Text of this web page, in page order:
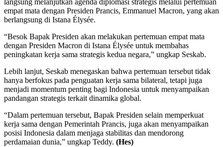
langsung melanjutkan agenda diplomasi strategis melalui pertemuan
empat mata dengan Presiden Prancis, Emmanuel Macron, yang akan
berlangsung di Istana Élysée.
“Besok Bapak Presiden akan melakukan pertemuan empat mata
dengan Presiden Macron di Istana Élysée untuk membahas
peningkatan kerja sama strategis kedua negara,” ungkap Seskab.
Lebih lanjut, Seskab menegaskan bahwa pertemuan tersebut tidak
hanya berfokus pada penguatan kerja sama bilateral, tetapi juga
menjadi momentum penting bagi Indonesia untuk menyampaikan
pandangan strategis terkait dinamika global.
“Dalam pertemuan tersebut, Bapak Presiden selain memperkuat
kerja sama dengan Pemerintah Prancis, juga akan menyampaikan
posisi Indonesia dalam menjaga stabilitas dan mendorong
perdamaian dunia,” ungkap Teddy. (Hes)